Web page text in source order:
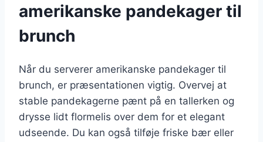
amerikanske pandekager til
brunch
Når du serverer amerikanske pandekager til
brunch, er præsentationen vigtig. Overvej at
stable pandekagerne pænt på en tallerken og
drysse lidt flormelis over dem for et elegant
udseende. Du kan også tilføje friske bær eller